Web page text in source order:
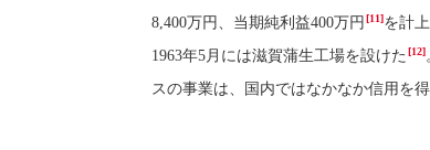
8,400万円、当期純利益400万円 [11]を計
1963年5月には滋賀蒲生工場を設けた [12]
スの事業は、国内ではなかなか信用を